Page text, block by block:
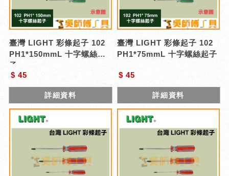
臺灣 LIGHT 彩條起子 102
PH1*150mmL 十字螺絲起
子
$ 45
詳細資料
臺灣 LIGHT 彩條起子 102
PH1*75mmL 十字螺絲起子
$ 45
詳細資料